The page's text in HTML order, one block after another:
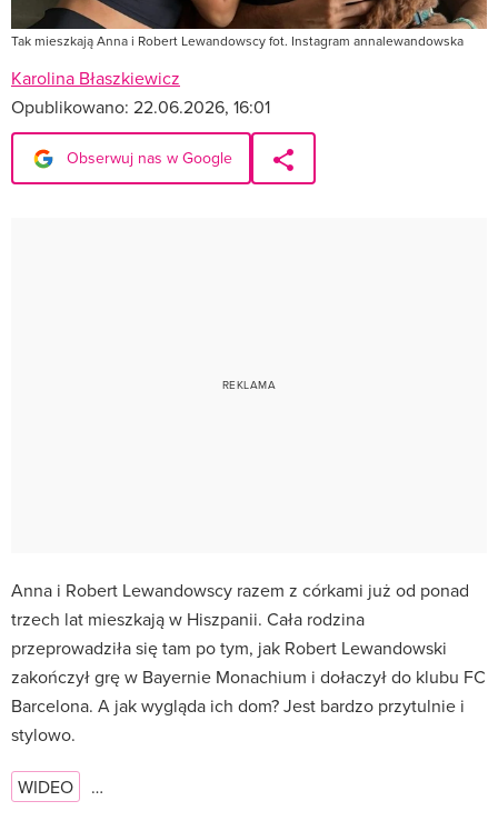
Tak mieszkają Anna i Robert Lewandowscy fot. Instagram annalewandowska
Karolina Błaszkiewicz
Opublikowano: 22.06.2026, 16:01
Obserwuj nas w Google
Anna i Robert Lewandowscy razem z córkami już od ponad
trzech lat mieszkają w Hiszpanii. Cała rodzina
przeprowadziła się tam po tym, jak Robert Lewandowski
zakończył grę w Bayernie Monachium i dołaczył do klubu FC
Barcelona. A jak wygląda ich dom? Jest bardzo przytulnie i
stylowo.
WIDEO …